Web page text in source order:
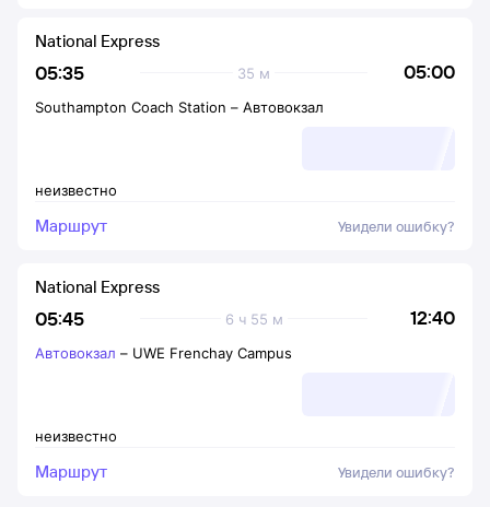
05:35 05:00
35 м
National Express
неизвестно
Southampton Coach Station – Автовокзал
Маршрут Увидели ошибку?
05:45 12:40
6 ч 55 м
National Express
неизвестно
Автовокзал – UWE Frenchay Campus
Маршрут Увидели ошибку?